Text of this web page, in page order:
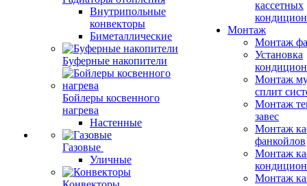
Внутрипольные
конвекторы
Биметаллические
Буферные накопители
Бойлеры косвенного
нагрева
Настенные
Газовые
Уличные
кассетных
Монтаж
Монтаж
Установка
Монтаж
сплит
Монтаж
завес
Монтаж
фанкойлов
Монтаж
Монтаж